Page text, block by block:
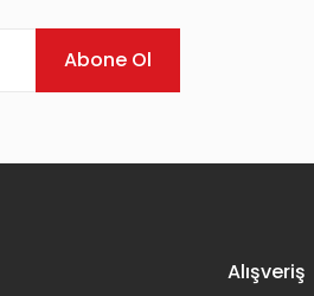
Abone Ol
Alışveriş